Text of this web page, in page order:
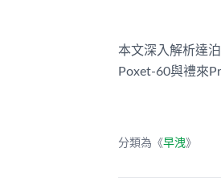
本文深入解析達
Poxet-60與禮來
分類為《早洩》